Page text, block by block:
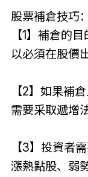
股票補倉技巧：
【1】補倉的
以必須在股價
【2】如果補
需要采取遞增
【3】投資者
漲熱點股、弱